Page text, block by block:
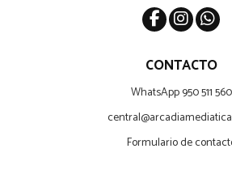
CONTACTO
WhatsApp 950 511 560
Formulario de